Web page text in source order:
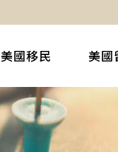
美國移民 美國